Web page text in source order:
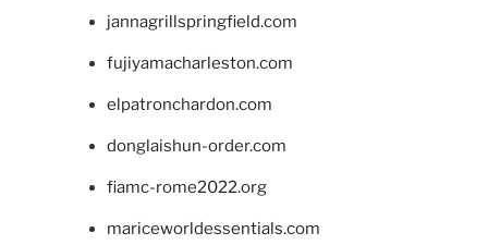
jannagrillspringfield.com
fujiyamacharleston.com
elpatronchardon.com
donglaishun-order.com
fiamc-rome2022.org
mariceworldessentials.com